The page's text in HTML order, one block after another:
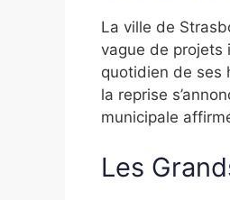
La ville de
vague de projets
quotidien de ses
la reprise
municipale
Les